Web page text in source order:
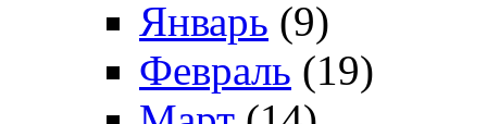
Январь (9)
Февраль (19)